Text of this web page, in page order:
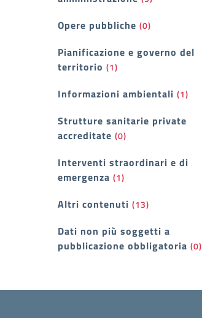
Opere pubbliche (0)
Pianificazione e governo del
territorio (1)
Informazioni ambientali (1)
Strutture sanitarie private
accreditate (0)
Interventi straordinari e di
emergenza (1)
Altri contenuti (13)
Dati non più soggetti a
pubblicazione obbligatoria (0)